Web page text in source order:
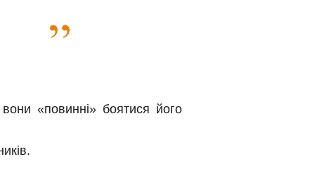
«повинні» боятися його